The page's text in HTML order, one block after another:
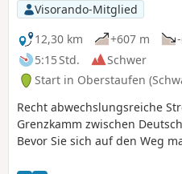
Visorando-Mitglied
12,30 km
+607 m
5:15 Std.
Schwer
Start in Oberstaufen
Recht abwechslungsreiche
Grenzkamm zwischen
Bevor Sie sich auf den Weg